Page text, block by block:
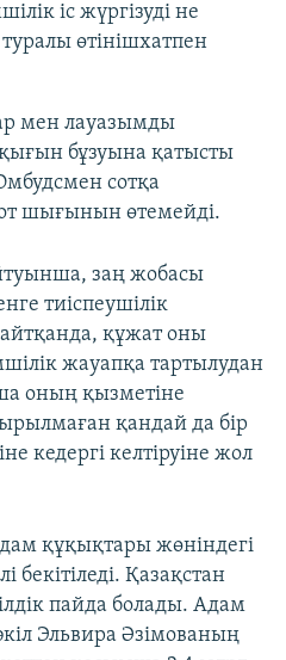
іс жүргізуді не
өтінішхатпен
мен лауазымды
бұзуына қатысты
сотқа
шығынын өтемейді.
заң жобасы
тиіспеушілік
айтқанда, құжат оны
жауапқа тартылудан
оның қызметіне
қандай да бір
кедергі келтіруіне жол
құқықтары жөніндегі
бекітіледі. Қазақстан
пайда болады. Адам
Эльвира Әзімованың